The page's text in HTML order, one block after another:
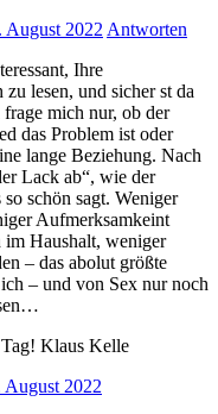
August 2022 Antworten
Ihre
zu lesen, und sicher st da
mich nur, ob der
das Problem ist oder
lange Beziehung. Nach
Lack ab“, wie der
schön sagt. Weniger
Aufmerksamkeint
im Haushalt, weniger
– das abolut größte
– und von Sex nur noch
Klaus Kelle
August 2022